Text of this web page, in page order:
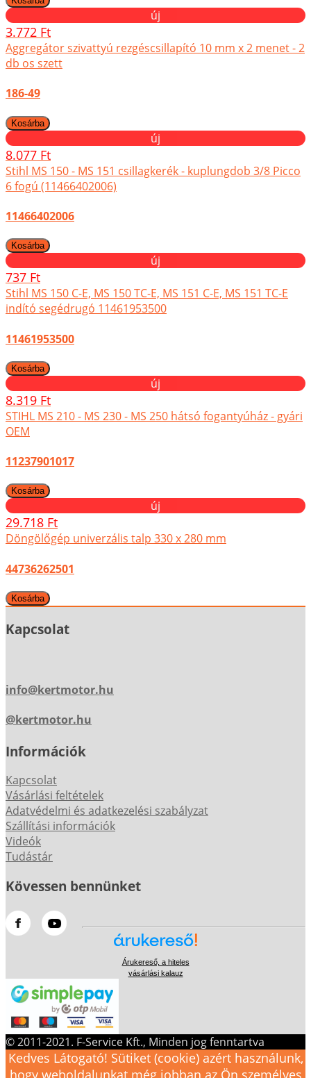
új
3.772 Ft
Aggregátor szivattyú rezgéscsillapító 10 mm x 2 menet - 2
db os szett
186-49
új
8.077 Ft
Stihl MS 150 - MS 151 csillagkerék - kuplungdob 3/8 Picco
6 fogú (11466402006)
11466402006
új
737 Ft
Stihl MS 150 C-E, MS 150 TC-E, MS 151 C-E, MS 151 TC-E
indító segédrugó 11461953500
11461953500
új
8.319 Ft
STIHL MS 210 - MS 230 - MS 250 hátsó fogantyúház - gyári
OEM
11237901017
új
29.718 Ft
Döngölőgép univerzális talp 330 x 280 mm
44736262501
Kapcsolat
info@kertmotor.hu
@kertmotor.hu
Információk
Kapcsolat
Vásárlási feltételek
Adatvédelmi és adatkezelési szabályzat
Szállítási információk
Videók
Tudástár
Kövessen bennünket
Árukereső, a hiteles
vásárlási kalauz
© 2011-2021. F-Service Kft., Minden jog fenntartva
Kedves Látogató! Sütiket (cookie) azért használunk,
hogy weboldalunkat még jobban az Ön személyes